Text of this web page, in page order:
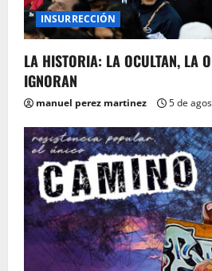
INSURRECCIÓN
LA HISTORIA: LA OCULTAN, LA
IGNORAN
manuel perez martinez 5 de